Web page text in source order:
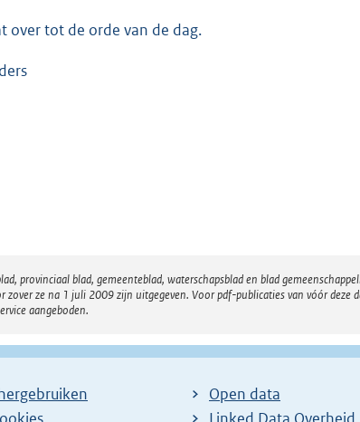
over tot de orde van de dag.
provinciaal blad, gemeenteblad, waterschapsblad en blad
ze na 1 juli 2009 zijn uitgegeven. Voor pdf-publicaties van vóór
aangeboden.
Open data